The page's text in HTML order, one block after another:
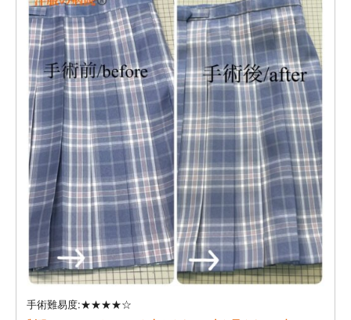
手術難易度:★★★★☆